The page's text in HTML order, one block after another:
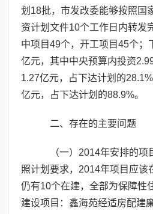
划18批，市发改委能够按照国
资计划文件10个工作日内转发
中项目49个，开工项目45个；
亿元，其中中央预算内投资
1.27亿元，占下达计划的
亿元，占下达计划的88.9%。
二、存在的主要问题
（一）2014年安排的项
照计划要求，2014年项目应该
仍有10个在建，全部为保障性
建设项目：鑫海苑经适房配建